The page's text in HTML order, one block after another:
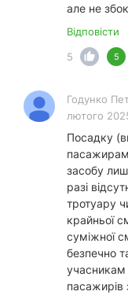
але не
Відповісти
5
5
Годунко
лютого
Посадку
пасажирам
засобу
разі
тротуару
крайньої
суміжної
безпечно
пасажирів